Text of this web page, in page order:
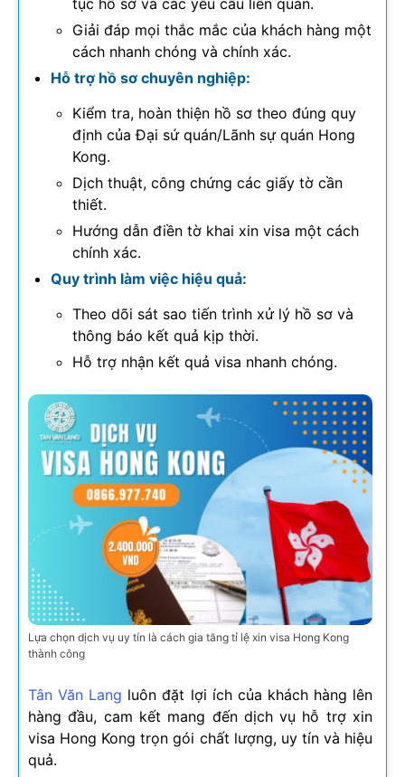
Giải đáp mọi thắc mắc của khách hàng một
cách nhanh chóng và chính xác.
Hỗ trợ hồ sơ chuyên nghiệp:
Kiểm tra, hoàn thiện hồ sơ theo đúng quy
định của Đại sứ quán/Lãnh sự quán Hong
Kong.
Dịch thuật, công chứng các giấy tờ cần
thiết.
Hướng dẫn điền tờ khai xin visa một cách
chính xác.
Quy trình làm việc hiệu quả:
Theo dõi sát sao tiến trình xử lý hồ sơ và
thông báo kết quả kịp thời.
Hỗ trợ nhận kết quả visa nhanh chóng.
Lựa chọn dịch vụ uy tín là cách gia tăng tỉ lệ xin visa Hong Kong
thành công
Tân Văn Lang luôn đặt lợi ích của khách hàng lên
hàng đầu, cam kết mang đến dịch vụ hỗ trợ xin
visa Hong Kong trọn gói chất lượng, uy tín và hiệu
quả.